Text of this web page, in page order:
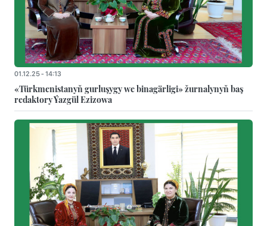
01.12.25 - 14:13
«Türkmenistanyň gurluşygy we binagärligi» žurnalynyň baş
redaktory Ýazgül Ezizowa